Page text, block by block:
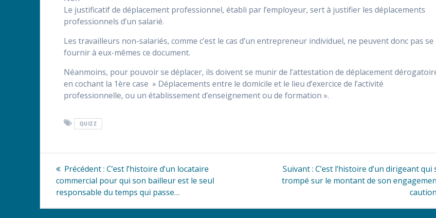
Le justificatif de déplacement professionnel, établi par l’employeur, sert à justifier les déplacements
professionnels d’un salarié.
Les travailleurs non-salariés, comme c’est le cas d’un entrepreneur individuel, ne peuvent donc pas se
fournir à eux-mêmes ce document.
Néanmoins, pour pouvoir se déplacer, ils doivent se munir de l’attestation de déplacement
en cochant la 1ère case » Déplacements entre le domicile et le lieu d’exercice de l’activité
professionnelle, ou un établissement d’enseignement ou de formation ».
QUIZZ
Navigation
de
l’article
Précédent : Article
précédent
:
C’est l’histoire d’un locataire
commercial pour qui son bailleur est le seul
responsable du temps qui passe…
Suivant : Article
suivant
C’est l’histoire d’un dirigeant qui
trompé sur le montant de son